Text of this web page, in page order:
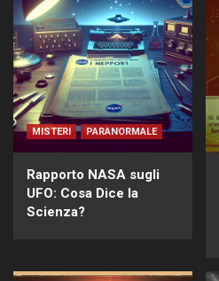
MISTERI PARANORMALE
Rapporto NASA sugli
UFO: Cosa Dice la
Scienza?